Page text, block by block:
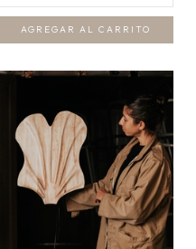
AGREGAR AL CARRITO